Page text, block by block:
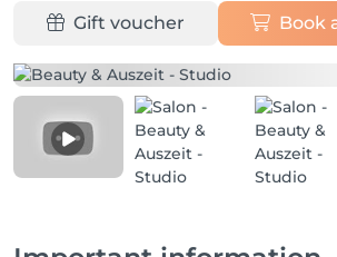
Gift voucher Book